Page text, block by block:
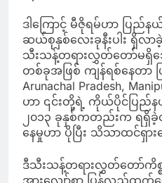
ဒါကြောင့် မီဇိုရမ်ဟာ ပြ
ဆယ်စုနှစ်လေးခုနီးပါး ရှိလာ
သီးသန့်တရားလွှတ်တော်မရှိ
တစ်ခုအဖြစ် ကျန်ရစ်နေတာ
Arunachal Pradesh,
ဟာ ၎င်းတို့ရဲ့ ကိုယ်ပိုင်ပြည်
၂၀၁၃ ခုနှစ်ကတည်းက ရရှိ
နေမှုဟာ ပိုပြီး သိသာထင်ရှား
ဒီသီးသန့်တရားလွှတ်တော်ကိစ္